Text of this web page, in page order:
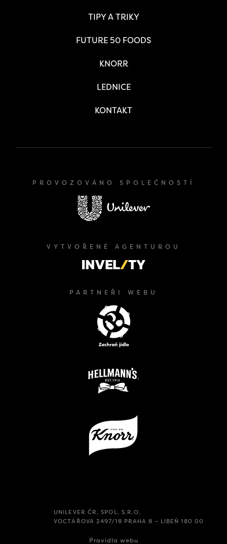
TIPY A TRIKY
FUTURE 50 FOODS
KNORR
LEDNICE
KONTAKT
PROVOZOVÁNO SPOLEČNOSTÍ
VYTVOŘENÉ AGENTUROU
PARTNEŘI WEBU
UNILEVER ČR, SPOL. S.R.O.
VOCTÁŘOVA 2497/18 PRAHA 8 – LIBEŇ 180 00
Pravidla webu